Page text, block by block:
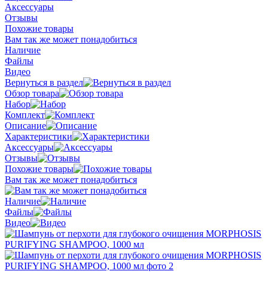
Аксессуары
Отзывы
Похожие товары
Вам так же может понадобиться
Наличие
Файлы
Видео
Вернуться в раздел
Обзор товара
Набор
Комплект
Описание
Характеристики
Аксессуары
Отзывы
Похожие товары
Вам так же может понадобиться
Наличие
Файлы
Видео